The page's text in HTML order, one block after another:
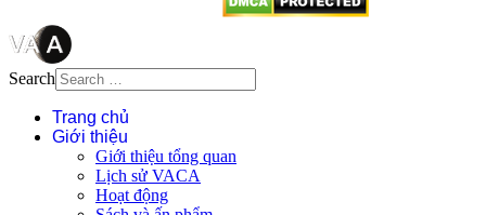
Search
Trang chủ
Giới thiệu
Giới thiệu tổng quan
Lịch sử VACA
Hoạt động